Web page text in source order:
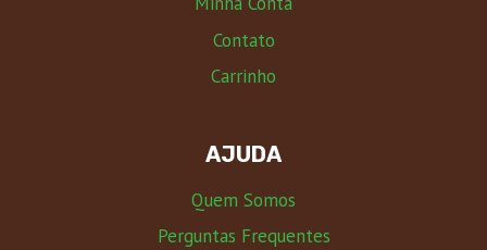
Contato
Carrinho
AJUDA
Quem Somos
Perguntas Frequentes